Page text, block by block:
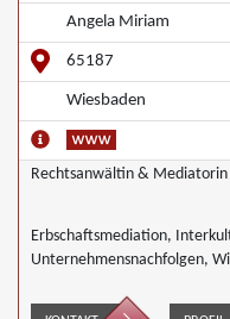
Nachbarschaftsmediation,
Angela Miriam
65187
Wiesbaden
Rechtsanwältin & Mediatorin
Erbschaftsmediation,
Unternehmensnachfolgen,